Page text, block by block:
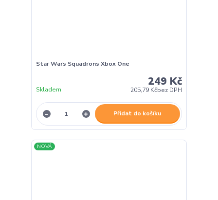
Star Wars Squadrons Xbox One
249 Kč
205,79 Kčbez DPH
Skladem
Přidat do košíku
NOVÁ